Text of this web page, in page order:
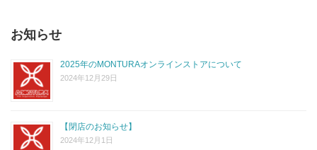
お知らせ
2025年のMONTURAオンラインストアについて
2024年12月29日
【閉店のお知らせ】
2024年12月1日